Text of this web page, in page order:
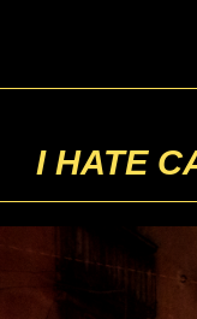
I HATE